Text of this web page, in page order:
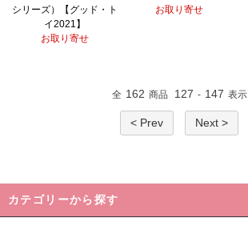
シリーズ）【グッド・ト
イ2021】
お取り寄せ
お取り寄せ
全 162 商品 127 - 147 表示
< Prev Next >
カテゴリーから探す